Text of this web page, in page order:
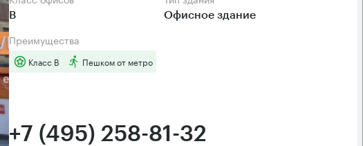
B Офисное здание
Преимущества
Класс B Пешком от метро
+7 (495) 258-81-32